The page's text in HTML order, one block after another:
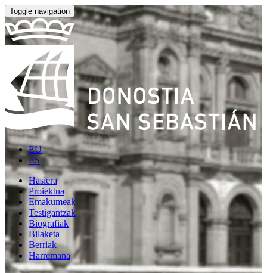
Toggle navigation
EU
ES
Hasiera
Proiektua
Emakumeak
Testigantzak
Biografiak
Bilaketa
Berriak
Harremana